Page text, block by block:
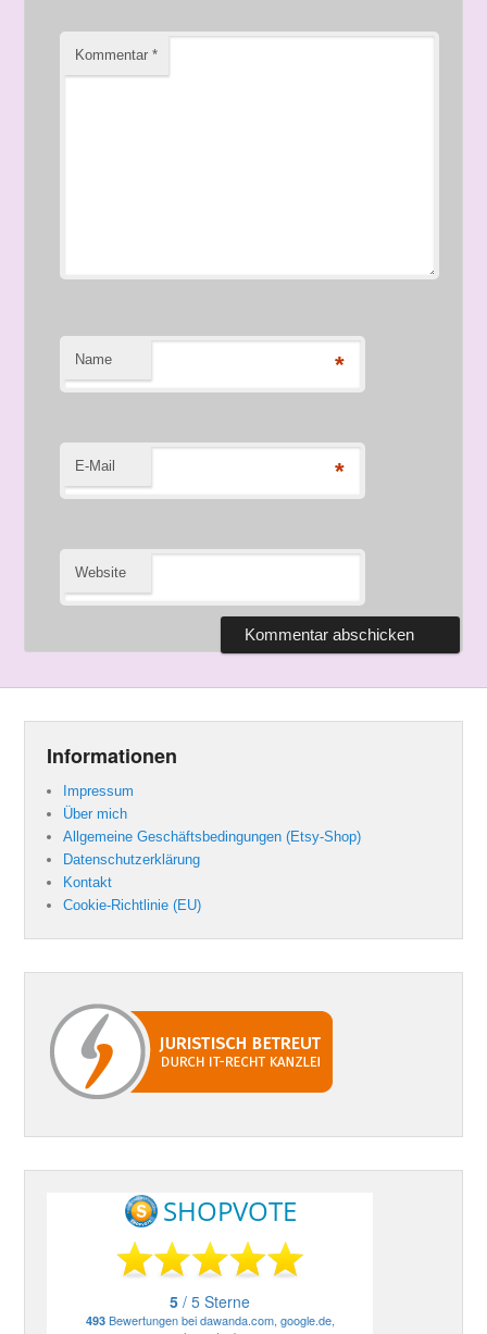
Kommentar*
Name *
E-Mail *
Website
Informationen
Impressum
Über mich
Allgemeine Geschäftsbedingungen (Etsy-Shop)
Datenschutzerklärung
Kontakt
Cookie-Richtlinie (EU)